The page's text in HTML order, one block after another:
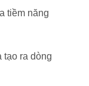
tiềm năng
tạo ra dòng